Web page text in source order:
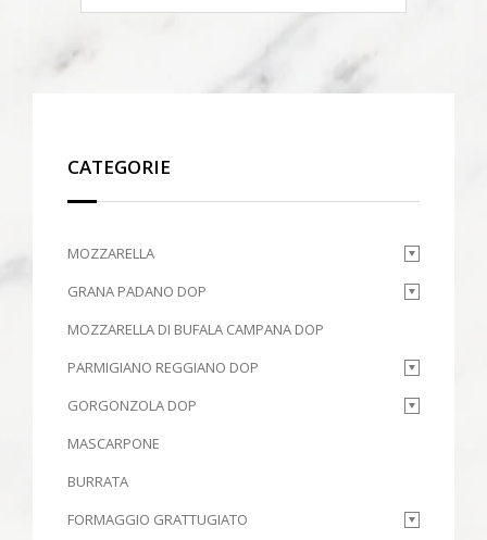
CATEGORIE
MOZZARELLA
GRANA PADANO DOP
MOZZARELLA DI BUFALA CAMPANA DOP
PARMIGIANO REGGIANO DOP
GORGONZOLA DOP
MASCARPONE
BURRATA
FORMAGGIO GRATTUGIATO